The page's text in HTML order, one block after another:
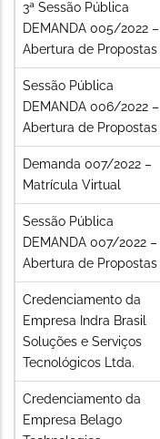
3ª Sessão Pública
DEMANDA 005/2022 –
Abertura de Propostas
Sessão Pública
DEMANDA 006/2022 –
Abertura de Propostas
Demanda 007/2022 –
Matrícula Virtual
Sessão Pública
DEMANDA 007/2022 –
Abertura de Propostas
Credenciamento da
Empresa Indra Brasil
Soluções e Serviços
Tecnológicos Ltda.
Credenciamento da
Empresa Belago